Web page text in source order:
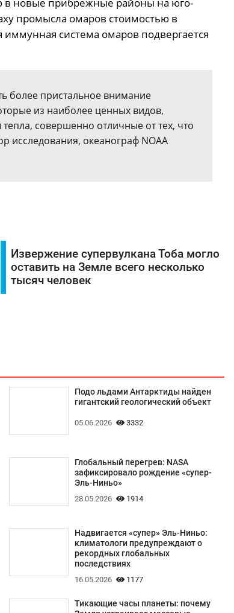
промысла омаров стоимостью в
система омаров подвергается
более пристальное внимание
из наиболее ценных видов,
совершенно отличные от тех, что
исследования, океанограф NOAA
Извержение супервулкана Тоба могло
оставить на Земле всего несколько
тысяч человек
Подо льдами Антарктиды найден
гигантский геологический объект
05.06.2026 3332
Глобальный перегрев: NASA
зафиксировало рождение «супер-
Эль-Ниньо»
28.05.2026 1914
Надвигается «супер» Эль-Ниньо:
климатологи предупреждают о
рекордных глобальных
последствиях
16.05.2026 1177
Тикающие часы планеты: почему